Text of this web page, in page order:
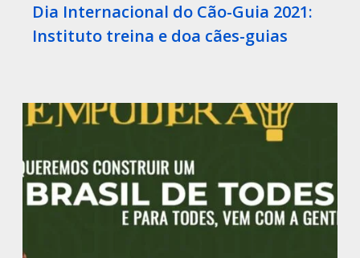
Dia Internacional do Cão-Guia 2021:
Instituto treina e doa cães-guias